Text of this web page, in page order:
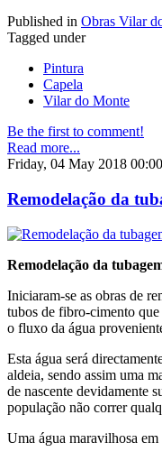
Published in Obras Vilar
Tagged under
Pintura
Capela
Vilar do Monte
Be the first to comment!
Read more...
Friday, 04 May 2018 00:00
Remodelação da
Remodelação da
Iniciaram-se as obras de
tubos de fibro-cimento
o fluxo da água
Esta água será
aldeia, sendo assim uma
de nascente devidamente
população não correr
Uma água maravilhosa